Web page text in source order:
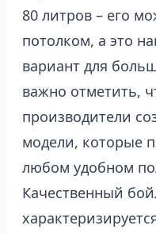
80 литров – его
потолком, а это
вариант для
важно отметить,
производители
модели, которые
любом удобном
Качественный